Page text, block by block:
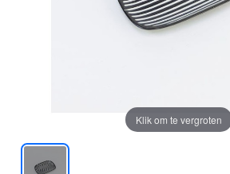
Klik om te vergroten